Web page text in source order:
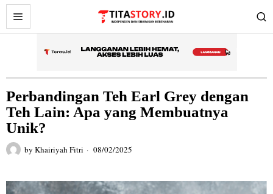
Perbandingan Teh Earl Grey dengan
Teh Lain: Apa yang Membuatnya
Unik?
by Khairiyah Fitri 08/02/2025